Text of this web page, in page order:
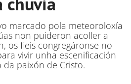
marcado pola meteoroloxía
non puideron acoller a
os fieis congregáronse no
vivir unha escenificación
da paixón de Cristo.